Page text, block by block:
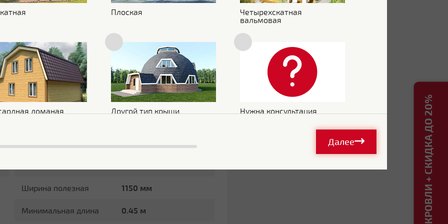
Текстура поверхности
Гладкая
Стойкость к УФ Нет данных
Защитный слой Zn 60-100 г/м2
Блеск поверхности Глянцевая
Ширина общая 1180 мм
Ширина полезная 1150 мм
Минимальная длина 0.45 м РАСЧЕТ КРОВЛИ + СКИДКА ДО 20%
Плоская
Четырехскатная
вальмовая
ломаная Другой тип крыши Нужна консультация
Далее